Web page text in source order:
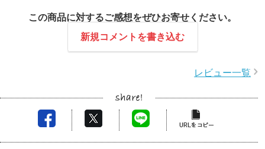
この商品に対するご感想をぜひお寄せください。
新規コメントを書き込む
レビュー一覧